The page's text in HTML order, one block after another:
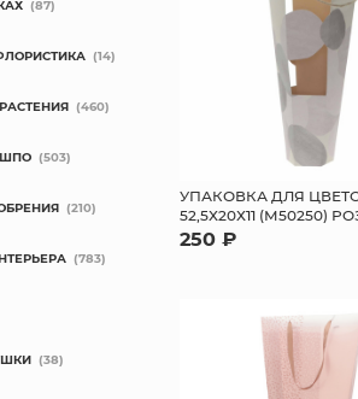
УПАКОВКА ДЛЯ
52,5Х20Х11 (М50250)
250 ₽
(87)
(14)
(460)
(503)
(210)
(783)
(38)